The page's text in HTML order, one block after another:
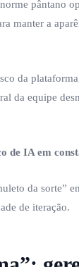
pântano
a
da
da equipe
de IA em
da sorte”
de iteração.